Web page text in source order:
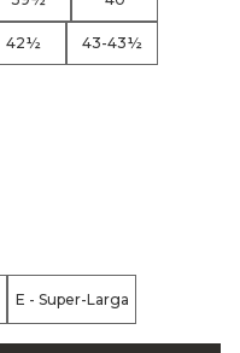
42½ 43-43½
E - Super-Larga